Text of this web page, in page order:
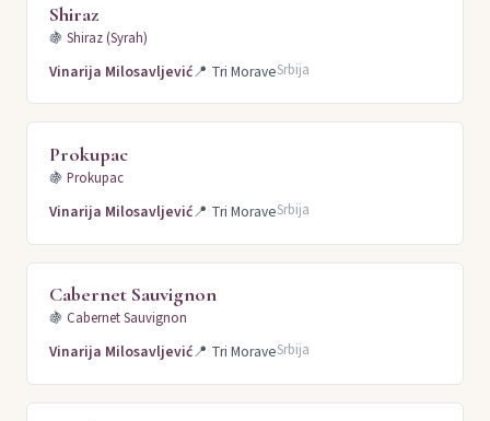
Shiraz
🍇 Shiraz (Syrah)
Vinarija Milosavljević📍 Tri MoraveSrbija
Prokupac
🍇 Prokupac
Vinarija Milosavljević📍 Tri MoraveSrbija
Cabernet Sauvignon
🍇 Cabernet Sauvignon
Vinarija Milosavljević📍 Tri MoraveSrbija